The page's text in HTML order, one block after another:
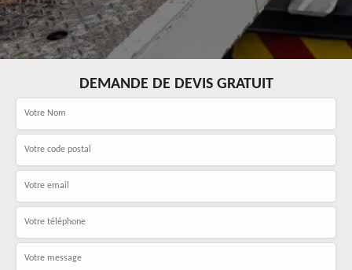
DEMANDE DE DEVIS GRATUIT